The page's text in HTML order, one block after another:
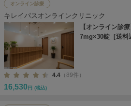
オンライン診療
キレイパスオンラインクリニック
【オンライン診
7mg×30錠［送料
4.4 （89件）
16,530 円 (税込)